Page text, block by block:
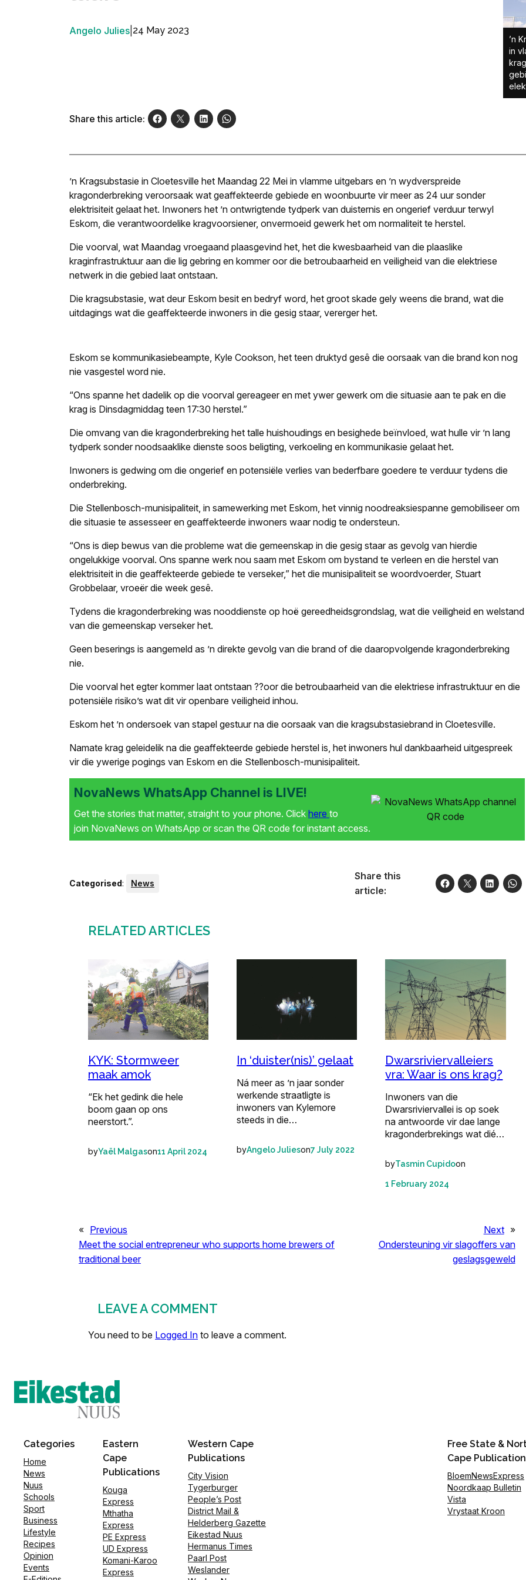
Angelo Julies 24 May 2023
Share this article:
’n
in
’n Kragsubstasie in Cloetesville het Maandag 22 Mei in vlamme uitgebars en ’n wydverspreide
kragonderbreking veroorsaak wat geaffekteerde gebiede en woonbuurte vir meer as 24 uur sonder
elektrisiteit gelaat het. Inwoners het ’n ontwrigtende tydperk van duisternis en ongerief verduur terwyl
Eskom, die verantwoordelike kragvoorsiener, onvermoeid gewerk het om normaliteit te herstel.
Die voorval, wat Maandag vroegaand plaasgevind het, het die kwesbaarheid van die plaaslike
kraginfrastruktuur aan die lig gebring en kommer oor die betroubaarheid en veiligheid van die elektriese
netwerk in die gebied laat ontstaan.
Die kragsubstasie, wat deur Eskom besit en bedryf word, het groot skade gely weens die brand, wat die
uitdagings wat die geaffekteerde inwoners in die gesig staar, vererger het.
Eskom se kommunikasie­beampte, Kyle Cookson, het teen druktyd gesê die oorsaak van die brand kon nog
nie vasgestel word nie.
“Ons spanne het dadelik op die voorval gereageer en met ywer gewerk om die situasie aan te pak en die
krag is Dinsdagmiddag teen 17:30 herstel.”
Die omvang van die kragonderbreking het talle huishoudings en besighede beïnvloed, wat hulle vir ’n lang
tydperk sonder noodsaaklike dienste soos beligting, verkoeling en kommunikasie gelaat het.
Inwoners is gedwing om die ongerief en potensiële verlies van bederfbare goedere te verduur tydens die
onderbreking.
Die Stellenbosch-munisipaliteit, in samewerking met Eskom, het vinnig noodreaksiespanne gemobiliseer om
die situasie te assesseer en geaffekteerde inwoners waar nodig te ondersteun.
“Ons is diep bewus van die probleme wat die gemeenskap in die gesig staar as gevolg van hierdie
ongelukkige voorval. Ons spanne werk nou saam met Eskom om bystand te verleen en die herstel van
elektrisiteit in die geaffekteerde gebiede te verseker,” het die munisipaliteit se woordvoerder, Stuart
Grobbelaar, vroeër die week gesê.
Tydens die kragonderbreking was nooddienste op hoë gereedheidsgrondslag, wat die veiligheid en welstand
van die gemeenskap verseker het.
Geen beserings is aangemeld as ’n direkte gevolg van die brand of die daaropvolgende kragonderbreking
nie.
Die voorval het egter kommer laat ontstaan ??oor die betroubaarheid van die elektriese infrastruktuur en die
potensiële risiko’s wat dit vir openbare veiligheid inhou.
Eskom het ’n ondersoek van stapel gestuur na die oorsaak van die kragsubstasiebrand in Cloetesville.
Namate krag geleidelik na die geaffekteerde gebiede herstel is, het inwoners hul dankbaarheid uitgespreek
vir die ywerige pogings van Eskom en die Stellenbosch-munisipaliteit.
NovaNews WhatsApp Channel is LIVE!
Get the stories that matter, straight to your phone. Click here to
join NovaNews on WhatsApp or scan the QR code for instant access.
Categorised: News
Share this
article:
RELATED ARTICLES
KYK: Stormweer
maak amok
“Ek het gedink die hele
boom gaan op ons
neerstort.”.
byYaël Malgason11 April 2024
In ‘duister(nis)’ gelaat
Ná meer as ’n jaar sonder
werkende straatligte is
inwoners van Kylemore
steeds in die…
byAngelo Julieson7 July 2022
Dwarsriviervalleiers
vra: Waar is ons krag?
Inwoners van die
Dwarsriviervallei is op soek
na antwoorde vir dae lange
kragonderbrekings wat dié…
byTasmin Cupidoon
1 February 2024
« Previous
Meet the social entrepreneur who supports home brewers of
traditional beer
Next »
Ondersteuning vir slagoffers van
geslagsgeweld
LEAVE A COMMENT
You need to be Logged In to leave a comment.
Categories
Home
News
Nuus
Schools
Sport
Business
Lifestyle
Recipes
Opinion
Events
Eastern
Cape
Publications
Kouga
Express
Mthatha
Express
PE Express
UD Express
Komani-Karoo
Express
Western Cape
Publications
City Vision
Tygerburger
People’s Post
District Mail &
Helderberg Gazette
Eikestad Nuus
Hermanus Times
Paarl Post
Weslander
Free State &
Cape
BloemNewsExpress
Noordkaap Bulletin
Vista
Vrystaat Kroon